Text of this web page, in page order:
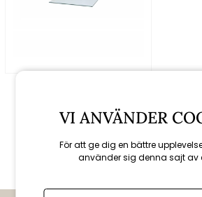
59x59 cm - clear härdat
glas
VI ANVÄNDER
För att ge dig en bättre
använder sig denna sajt av